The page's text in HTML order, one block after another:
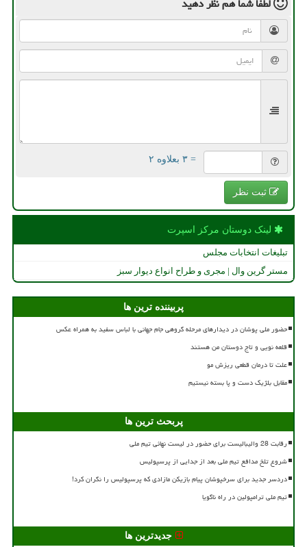
= ۳ بعلاوه ۲
ثبت نظر
لینک دوستان مركز اسپرت
تبلیغات انتخابات مجلس
مستر گرین وال | مجری و طراح انواع دیوار سبز
پربیننده ترین ها
حضور ملی پوشان در دیدارهای مرحله گروهی جام جهانی با لباس سفید به همراه عکس
قلعه نویی و تاج دوستان من هستند
علت تا درمان قطعی ریزش مو
مقابل بلژیک دست و پا بسته نیستیم
پربحث ترین ها
رقابت 28 والیبالیست برای حضور در لیست نهائی تیم ملی
شروع تلخ مدافع تیم ملی بعد از جدایی از پرسپولیس
دردسر جدید برای سرخپوشان پیام بازیکن مازادی که پرسپولیس را نگران کرد!
تیم ملی ترامپولین در راه ناگویا
جدیدترین ها